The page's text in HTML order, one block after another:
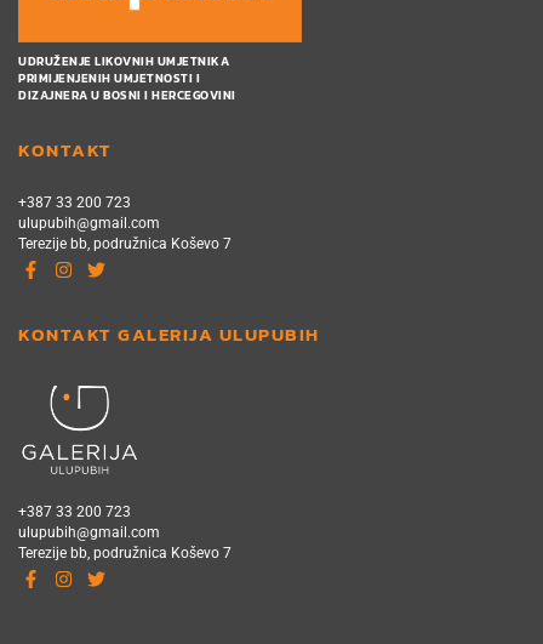
UDRUŽENJE LIKOVNIH UMJETNIKA
PRIMIJENJENIH UMJETNOSTI I
DIZAJNERA U BOSNI I HERCEGOVINI
KONTAKT
+387 33 200 723
ulupubih@gmail.com
Terezije bb, podružnica Koševo 7
KONTAKT GALERIJA ULUPUBIH
+387 33 200 723
ulupubih@gmail.com
Terezije bb, podružnica Koševo 7